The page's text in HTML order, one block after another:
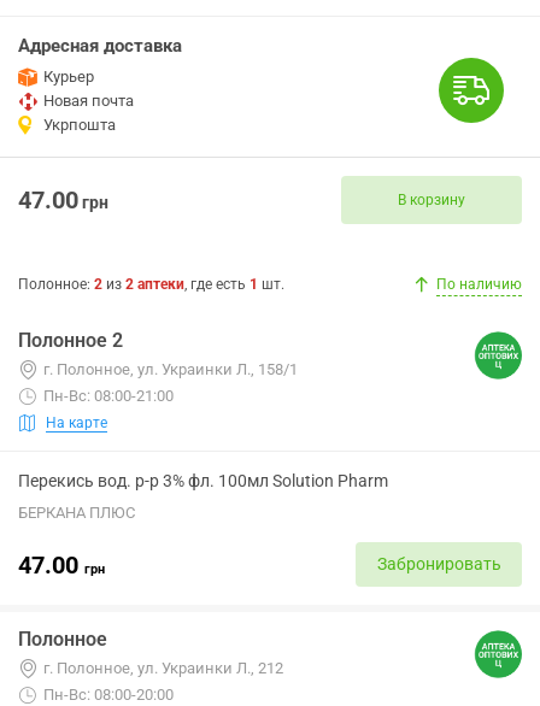
Адресная доставка
Курьер
Новая почта
Укрпошта
47.00грн В корзину
Полонное: 2 из 2 аптеки, где есть 1 шт. По наличию
Полонное 2
г. Полонное, ул. Украинки Л., 158/1
Пн-Вс: 08:00-21:00
На карте
Перекись вод. р-р 3% фл. 100мл Solution Pharm
БЕРКАНА ПЛЮС
47.00 грн Забронировать
Полонное
г. Полонное, ул. Украинки Л., 212
Пн-Вс: 08:00-20:00